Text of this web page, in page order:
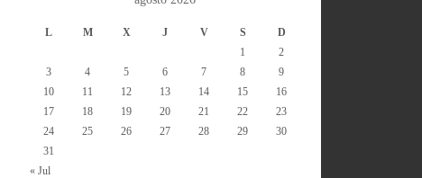
L M X J V S
D
1
2
3
4 5 6 7 8
9
10
11 12 13 14 15
16
17
18 19 20 21 22
23
24
25 26 27 28 29
30
31
« Jul